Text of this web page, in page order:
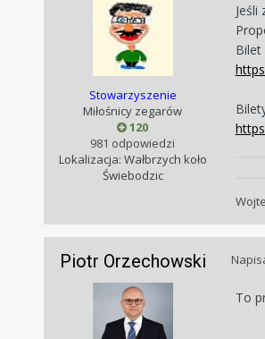
Stowarzyszenie
Miłośnicy zegarów
120
981 odpowiedzi
Lokalizacja: Wałbrzych koło
Świebodzic
Bilet
Piotr Orzechowski
To